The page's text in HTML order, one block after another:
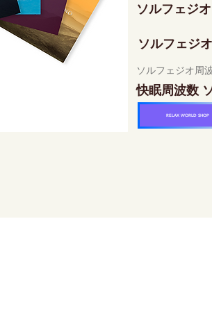
ソルフェジ
ソルフェジ
ソルフェジオ周
快眠周波数
RELAX WORLD SHOP